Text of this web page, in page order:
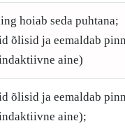
hoiab seda puhtana;
õlisid ja eemaldab
aine)
õlisid ja eemaldab
aine);